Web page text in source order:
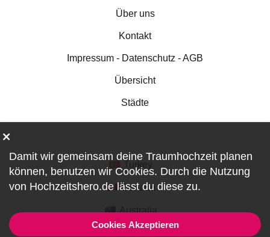
Über uns
Kontakt
Impressum - Datenschutz - AGB
Übersicht
Städte
Canada
Australia
Damit wir gemeinsam deine Traumhochzeit planen
können, benutzen wir Cookies. Durch die Nutzung
von Hochzeitshero.de lässt du diese zu.
Cookies Akzeptieren